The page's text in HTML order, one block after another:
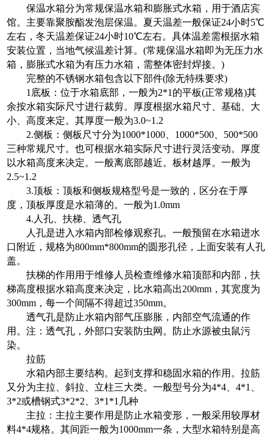
保温水箱分为常规保温水箱和膨胀式水箱，用于酒店宾
馆。主要靠聚胺酯发泡层保温。夏天温差一般保证24小时5℃
左右，冬天温差保证24小时10℃左右。具体温差需根据水箱
安装位置，当地气候温差计算。(常规保温水箱即为无压力水
箱，膨胀式水箱为有压力水箱，需整体密封焊接。)
完整的不锈钢水箱包含以下部件(除无特殊要求)
1底板：位于水箱底部，一般为2*1的平板(正常规格)其
余按水箱实际尺寸进行裁剪。厚度根据水箱尺寸、基础、大
小、高度来定。其厚度一般为3.0~1.2
2.侧板：侧板尺寸分为1000*1000、1000*500、500*500
三种常规尺寸。也可根据水箱实际尺寸进行灵活变动。厚度
以水箱高度来决定。一般离底部越近。板材越厚。一般为
2.5~1.2
3.顶板：顶板和侧板规格型号是一致的，区分在于厚
度，顶板厚度是水箱薄的。一般为1.0mm
4.人孔、扶梯、透气孔
人孔是进入水箱内部检修观察孔。一般预留在水箱进水
口附近，规格为800mm*800mm的圆形孔径，上面安装有人孔
盖。
扶梯的作用用于维修人员检查维修水箱顶部和内部，扶
梯高度根据水箱高度来决定，比水箱高出200mm，其宽度为
300mm，每一个间隔不得超过350mm。
透气孔是防止水箱内部气压膨胀，内部空气流通的作
用。注：透气孔，外部口安装防虫网。防止水源被虫鼠污
染。
拉筋
水箱内部主要结构。起到支撑和稳固水箱的作用。拉筋
又分为主拉、斜拉、立柱三大类。一般型号分为4*4、4*1、
3*2或槽钢式3*2*2、3*1*1几种
主拉：主拉主要作用是防止水箱变形，一般采用较厚材
料4*4规格。其间距一般为1000mm一条，大型水箱特别是高